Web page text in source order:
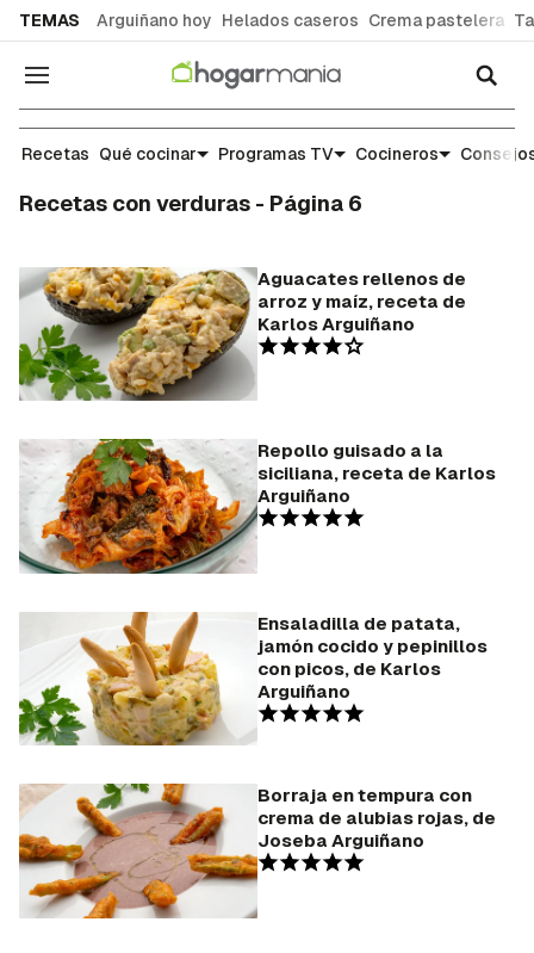
TEMAS Arguiñano hoy Helados caseros Crema pastelera
Navegación
Recetas Qué cocinar Programas TV Cocineros
Recetas con verduras - Página 6
Aguacates rellenos de
arroz y maíz, receta de
Karlos Arguiñano
Repollo guisado a la
siciliana, receta de Karlos
Arguiñano
Ensaladilla de patata,
jamón cocido y pepinillos
con picos, de Karlos
Arguiñano
Borraja en tempura con
crema de alubias rojas, de
Joseba Arguiñano